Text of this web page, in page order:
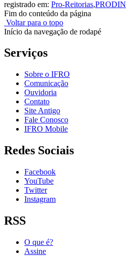
registrado em: Pro-Reitorias,PRODIN
Fim do conteúdo da página
Voltar para o topo
Início da navegação de rodapé
Serviços
Sobre o IFRO
Comunicação
Ouvidoria
Contato
Site Antigo
Fale Conosco
IFRO Mobile
Redes Sociais
Facebook
YouTube
Twitter
Instagram
RSS
O que é?
Assine